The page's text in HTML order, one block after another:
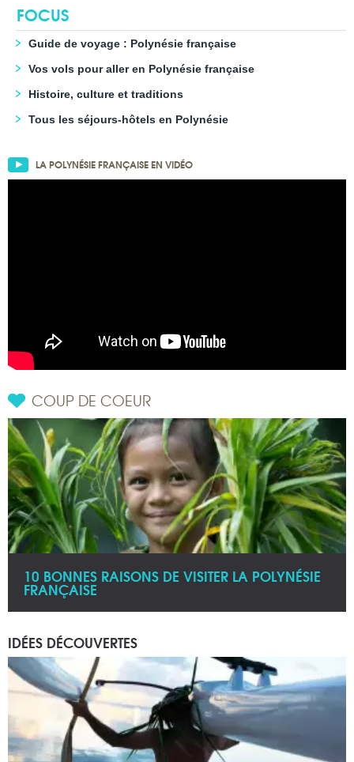
FOCUS
Guide de voyage : Polynésie française
Vos vols pour aller en Polynésie française
Histoire, culture et traditions
Tous les séjours-hôtels en Polynésie
LA POLYNÉSIE FRANÇAISE EN VIDÉO
COUP DE COEUR
10 BONNES RAISONS DE VISITER LA POLYNÉSIE
FRANÇAISE
IDÉES DÉCOUVERTES